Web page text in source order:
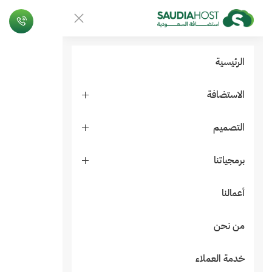
الرئيسية
الاستضافة
التصميم
برمجياتنا
أعمالنا
من نحن
خدمة العملاء